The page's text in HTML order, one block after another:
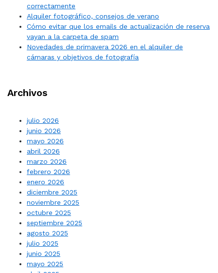
correctamente
Alquiler fotográfico, consejos de verano
Cómo evitar que los emails de actualización de reserva
vayan a la carpeta de spam
Novedades de primavera 2026 en el alquiler de
cámaras y objetivos de fotografía
Archivos
julio 2026
junio 2026
mayo 2026
abril 2026
marzo 2026
febrero 2026
enero 2026
diciembre 2025
noviembre 2025
octubre 2025
septiembre 2025
agosto 2025
julio 2025
junio 2025
mayo 2025